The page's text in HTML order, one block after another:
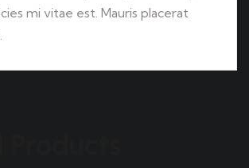
mi vitae est. Mauris placerat